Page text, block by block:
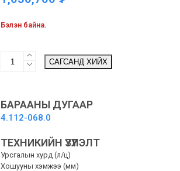
Бэлэн байна.
foam
Advanced
ШҮРШИГЧ
quantity
САГСАНД ХИЙХ
БАРААНЫ ДУГААР
4.112-068.0
ТЕХНИКИЙН ҮЗҮҮЛЭЛТ
Урсгалын хурд (л/ц)
Хошууны хэмжээ (мм)